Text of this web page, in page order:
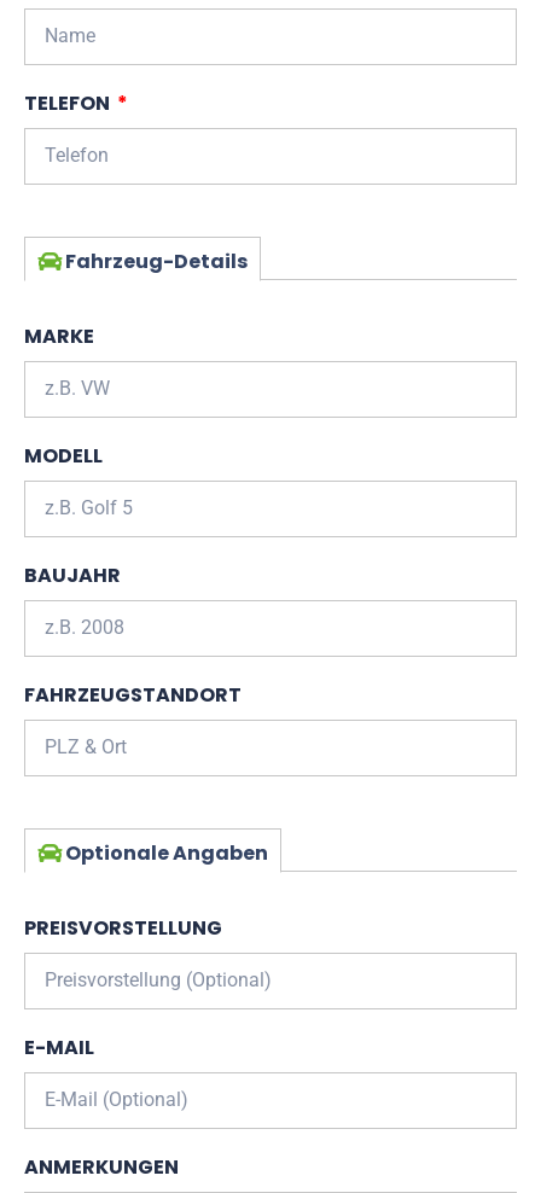
TELEFON
Fahrzeug-Details
MARKE
MODELL
BAUJAHR
FAHRZEUGSTANDORT
Optionale Angaben
PREISVORSTELLUNG
E-MAIL
ANMERKUNGEN